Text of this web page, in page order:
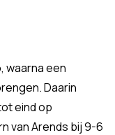
waarna een
Daarin
eind op
van Arends bij 9-6